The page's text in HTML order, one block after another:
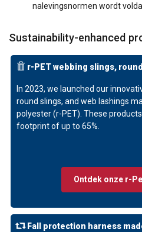
nalevingsnormen wordt
Sustainability-enhanced
r-PET webbing slings,
In 2023, we launched our
round slings, and web lashings
polyester (r-PET). These
footprint of up to 65%.
Ontdek onze r-
Fall protection harness